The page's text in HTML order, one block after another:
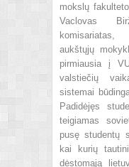
mokslų
Vaclovas
komisariatas,
aukštųjų
pirmiausia į
valstiečių
sistemai
Padidėjęs
teigiamas
pusę studentų
kai kurių
dėstomąją